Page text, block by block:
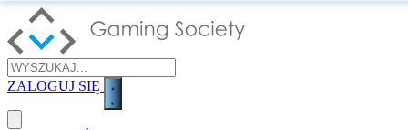
ZALOGUJ SIĘ